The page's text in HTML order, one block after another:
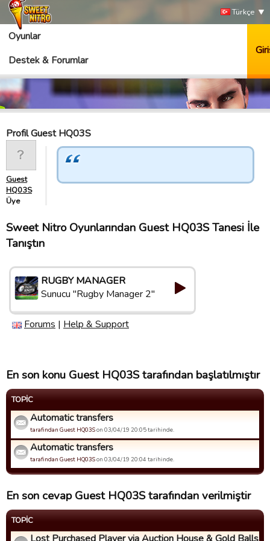
Türkçe
Oyunlar
Destek & Forumlar
Profil Guest HQ03S
Guest
HQ03S
Üye
Sweet Nitro Oyunlarından Guest HQ03S Tanesi İle
Tanıştın
RUGBY MANAGER
Sunucu "Rugby Manager 2"
Forums | Help & Support
En son konu Guest HQ03S tarafından başlatılmıştır
TOPIC
Automatic transfers
tarafindan Guest HQ03Son 03/04/19 20:05 tarihinde.
Automatic transfers
tarafindan Guest HQ03Son 03/04/19 20:04 tarihinde.
En son cevap Guest HQ03S tarafından verilmiştir
TOPIC